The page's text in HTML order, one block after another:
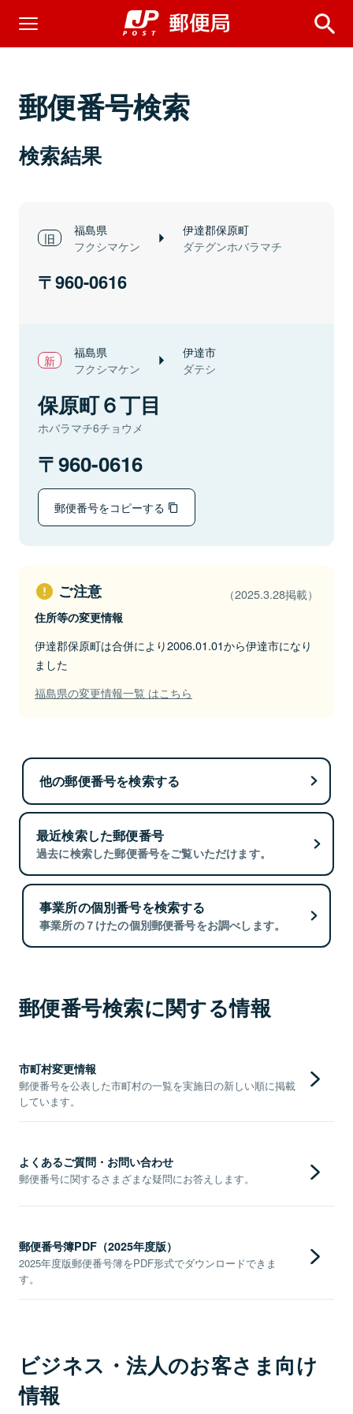
郵便番号検索
検索結果
福島県
フクシマケン
伊達郡保原町
ダテグンホバラマチ
960-0616
福島県
フクシマケン
伊達市
ダテシ
保原町６丁目
ホバラマチ6チョウメ
960-0616
郵便番号をコピーする
ご注意 （2025.3.28掲載）
住所等の変更情報
伊達郡保原町は合併により2006.01.01から伊達市になり
ました
福島県の変更情報一覧 はこちら
他の郵便番号を検索する
最近検索した郵便番号
過去に検索した郵便番号をご覧いただけます。
事業所の個別番号を検索する
事業所の７けたの個別郵便番号をお調べします。
郵便番号検索に関する情報
市町村変更情報
郵便番号を公表した市町村の一覧を実施日の新しい順に掲載
しています。
よくあるご質問・お問い合わせ
郵便番号に関するさまざまな疑問にお答えします。
郵便番号簿PDF（2025年度版）
2025年度版郵便番号簿をPDF形式でダウンロードできま
す。
ビジネス・法人のお客さま向け
情報